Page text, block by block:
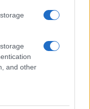
and other
modellekről